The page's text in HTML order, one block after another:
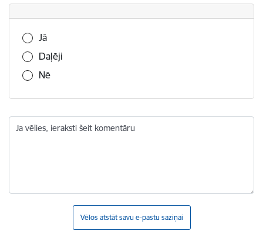
Vai šī informācija bija noderīga?
Jā
Daļēji
Nē
Ja vēlies, ieraksti šeit komentāru
Vēlos atstāt savu e-pastu saziņai